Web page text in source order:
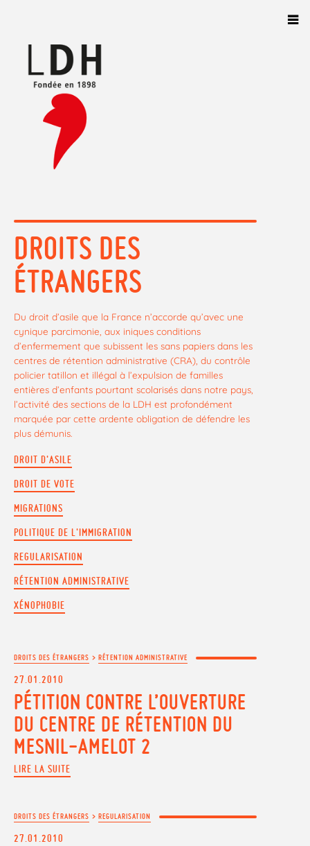
DROITS DES
ÉTRANGERS
Du droit d’asile que la France n’accorde qu’avec une
cynique parcimonie, aux iniques conditions
d’enfermement que subissent les sans papiers dans les
centres de rétention administrative (CRA), du contrôle
policier tatillon et illégal à l’expulsion de familles
entières d’enfants pourtant scolarisés dans notre pays,
l’activité des sections de la LDH est profondément
marquée par cette ardente obligation de défendre les
plus démunis.
DROIT D'ASILE
DROIT DE VOTE
MIGRATIONS
POLITIQUE DE L'IMMIGRATION
REGULARISATION
RÉTENTION ADMINISTRATIVE
XÉNOPHOBIE
DROITS DES ÉTRANGERS > RÉTENTION ADMINISTRATIVE
27.01.2010
PÉTITION CONTRE L’OUVERTURE
DU CENTRE DE RÉTENTION DU
MESNIL-AMELOT 2
LIRE LA SUITE
DROITS DES ÉTRANGERS > REGULARISATION
27.01.2010